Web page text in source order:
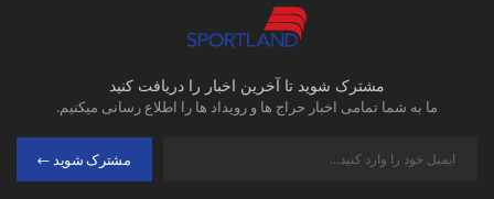
مشترک شوید تا آخرین اخبار را دریافت کنید
ما به شما تمامی اخبار حراج ها و رویداد ها را اطلاع رسانی میکنیم.
مشترک شوید